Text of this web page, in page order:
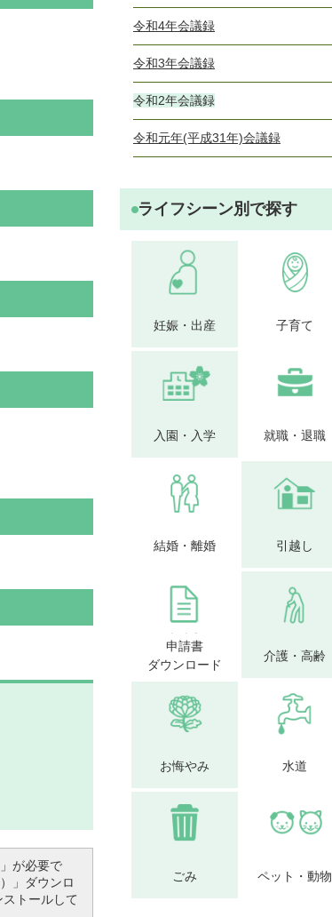
が必要で
」ダウンロ
トールして
令和4年会議録
令和3年会議録
令和2年会議録
令和元年(平成31年)会議録
ライフシーン別で探す
妊娠・出産 子育て
入園・入学 就職・退職
結婚・離婚 引越し
申請書
ダウンロード
介護・高齢
お悔やみ 水道
ごみ ペット・動物